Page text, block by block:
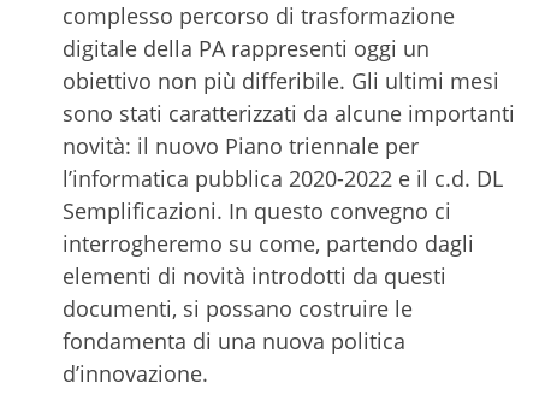
complesso percorso di trasformazione
digitale della PA rappresenti oggi un
obiettivo non più differibile. Gli ultimi mesi
sono stati caratterizzati da alcune importanti
novità: il nuovo Piano triennale per
l’informatica pubblica 2020-2022 e il c.d. DL
Semplificazioni. In questo convegno ci
interrogheremo su come, partendo dagli
elementi di novità introdotti da questi
documenti, si possano costruire le
fondamenta di una nuova politica
d’innovazione.